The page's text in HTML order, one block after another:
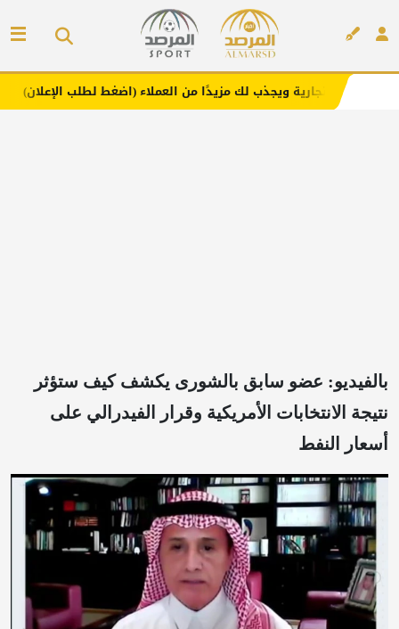
مفارش لك مزيدًا من العملاء (اضغط لطلب الإعلان)
بالفيديو: عضو سابق بالشورى يكشف كيف ستؤثر
نتيجة الانتخابات الأمريكية وقرار الفيدرالي على
أسعار النفط